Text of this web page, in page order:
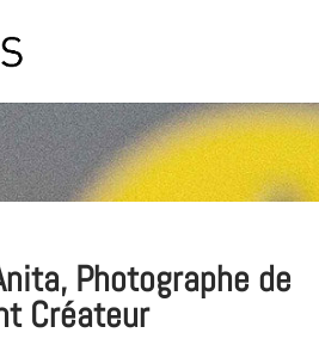
Photographe de
Créateur